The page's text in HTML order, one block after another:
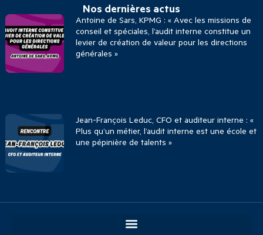
Nos dernières actus
Antoine de Sars, KPMG : « Avec les missions de
conseil et spéciales, l’audit interne constitue un
levier de création de valeur pour les directions
générales »
Jean-François Leduc, CFO et auditeur interne : «
Plus qu’un métier, l’audit interne est une école et
une pépinière de talents »